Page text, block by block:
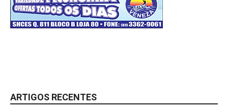
ARTIGOS RECENTES